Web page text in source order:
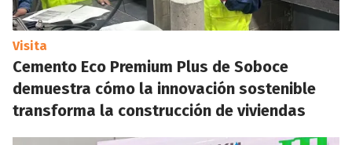
Visita
Cemento Eco Premium Plus de Soboce
demuestra cómo la innovación sostenible
transforma la construcción de viviendas